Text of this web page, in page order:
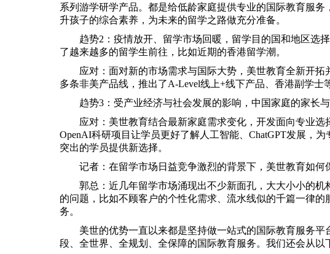
系列游学研学产品。都是给低龄家庭提供专业的国际教育服
升孩子的综合素养，为未来的留学之路做充分准备。
趋势2：疫情放开、留学市场回暖，留学目的国和地区选
了越来越多的留学生前往，比如近期的香港留学潮。
应对：面对新的市场需求与国际大势，美世教育全新开
多条非美产品线，推出了A-Level线上+线下产品、香港副学士
趋势3：受产业经济与社会发展的影响，中国家庭的家长
应对：美世教育结合最新家庭需求变化，开发面向专业
OpenAI科研项目让学员更好了解人工智能、ChatGPT发展，
突出的学员提供新选择。
记者：在留学市场日益竞争激烈的背景下，美世教育如何
郭总：近几年留学市场涌现出不少新面孔，大大小小的
的问题，比如不顾客户的个性化需求、流水线似的千篇一律
务。
美世的优势一直以来都是坚持做一站式的国际教育服务
段、全世界、全规划、全保障的国际教育服务。我们还会从以